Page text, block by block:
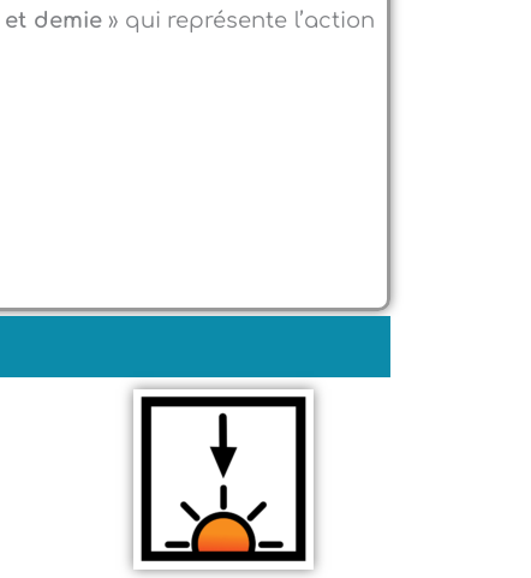
et demie» qui représente l’action